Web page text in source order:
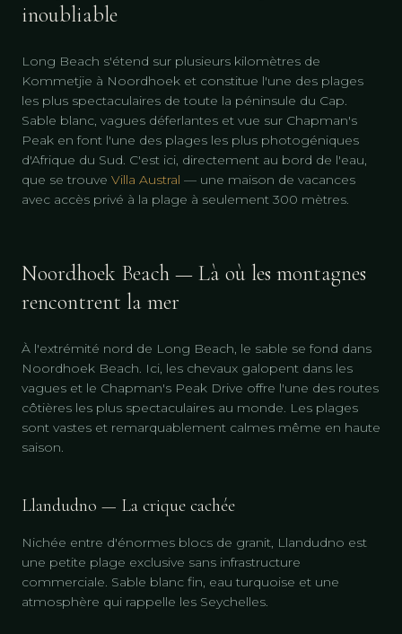
inoubliable
Long Beach s'étend sur plusieurs kilomètres de
Kommetjie à Noordhoek et constitue l'une des plages
les plus spectaculaires de toute la péninsule du Cap.
Sable blanc, vagues déferlantes et vue sur Chapman's
Peak en font l'une des plages les plus photogéniques
d'Afrique du Sud. C'est ici, directement au bord de l'eau,
que se trouve Villa Austral — une maison de vacances
avec accès privé à la plage à seulement 300 mètres.
Noordhoek Beach — Là où les montagnes
rencontrent la mer
À l'extrémité nord de Long Beach, le sable se fond dans
Noordhoek Beach. Ici, les chevaux galopent dans les
vagues et le Chapman's Peak Drive offre l'une des routes
côtières les plus spectaculaires au monde. Les plages
sont vastes et remarquablement calmes même en haute
saison.
Llandudno — La crique cachée
Nichée entre d'énormes blocs de granit, Llandudno est
une petite plage exclusive sans infrastructure
commerciale. Sable blanc fin, eau turquoise et une
atmosphère qui rappelle les Seychelles.